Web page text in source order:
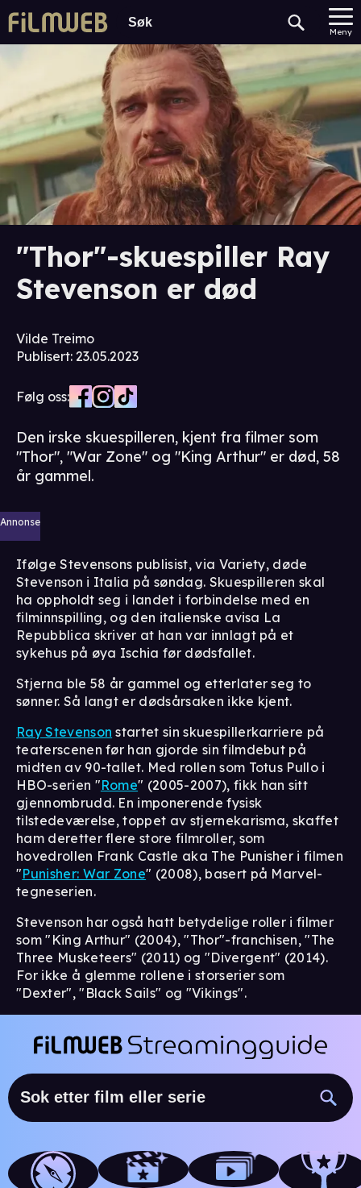
Meny
"Thor"-skuespiller Ray
Stevenson er død
Vilde Treimo
Publisert: 23.05.2023
Følg oss:
Den irske skuespilleren, kjent fra filmer som
"Thor", "War Zone" og "King Arthur" er død, 58
år gammel.
Annonse
Ifølge Stevensons publisist, via Variety, døde
Stevenson i Italia på søndag. Skuespilleren skal
ha oppholdt seg i landet i forbindelse med en
filminnspilling, og den italienske avisa La
Repubblica skriver at han var innlagt på et
sykehus på øya Ischia før dødsfallet.
Stjerna ble 58 år gammel og etterlater seg to
sønner. Så langt er dødsårsaken ikke kjent.
Ray Stevenson startet sin skuespillerkarriere på
teaterscenen før han gjorde sin filmdebut på
midten av 90-tallet. Med rollen som Totus Pullo i
HBO-serien "Rome" (2005-2007), fikk han sitt
gjennombrudd. En imponerende fysisk
tilstedeværelse, toppet av stjernekarisma, skaffet
ham deretter flere store filmroller, som
hovedrollen Frank Castle aka The Punisher i filmen
"Punisher: War Zone" (2008), basert på Marvel-
tegneserien.
Stevenson har også hatt betydelige roller i filmer
som "King Arthur" (2004), "Thor"-franchisen, "The
Three Musketeers" (2011) og "Divergent" (2014).
For ikke å glemme rollene i storserier som
"Dexter", "Black Sails" og "Vikings".